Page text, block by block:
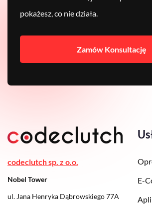
pokażesz, co nie działa.
Zamów Konsultację
codeclutch sp. z o.o.
Nobel Tower
ul. Jana Henryka Dąbrowskiego 77A
E-